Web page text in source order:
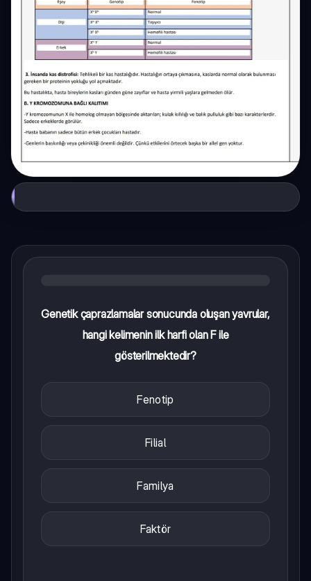
Genetik çaprazlamalar sonucunda oluşan yavrular,
hangi kelimenin ilk harfi olan F ile
gösterilmektedir?
Fenotip
Filial
Familya
Faktör